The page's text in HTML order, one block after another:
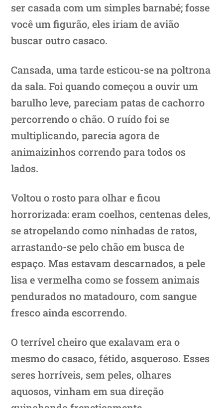
ser casada com um simples barnabé; fosse
você um figurão, eles iriam de avião
buscar outro casaco.
Cansada, uma tarde esticou-se na poltrona
da sala. Foi quando começou a ouvir um
barulho leve, pareciam patas de cachorro
percorrendo o chão. O ruído foi se
multiplicando, parecia agora de
animaizinhos correndo para todos os
lados.
Voltou o rosto para olhar e ficou
horrorizada: eram coelhos, centenas deles,
se atropelando como ninhadas de ratos,
arrastando-se pelo chão em busca de
espaço. Mas estavam descarnados, a pele
lisa e vermelha como se fossem animais
pendurados no matadouro, com sangue
fresco ainda escorrendo.
O terrível cheiro que exalavam era o
mesmo do casaco, fétido, asqueroso. Esses
seres horríveis, sem peles, olhares
aquosos, vinham em sua direção